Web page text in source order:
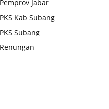
Pemprov Jabar
PKS Kab Subang
PKS Subang
Renungan